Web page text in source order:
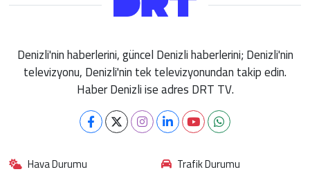
Denizli'nin haberlerini, güncel Denizli haberlerini; Denizli'nin
televizyonu, Denizli'nin tek televizyonundan takip edin.
Haber Denizli ise adres DRT TV.
Hava Durumu
Trafik Durumu